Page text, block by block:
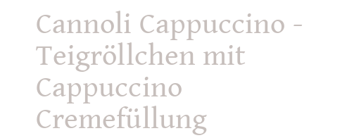
Cannoli Cappuccino -
Teigröllchen mit
Cappuccino
Cremefüllung